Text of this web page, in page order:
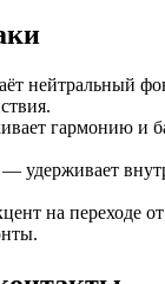
нейтральный
гармонию и
— удерживает
на переходе